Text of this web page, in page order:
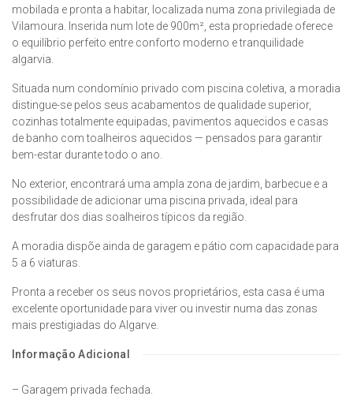
mobilada e pronta a habitar, localizada numa zona privilegiada de
Vilamoura. Inserida num lote de 900m², esta propriedade oferece
o equilíbrio perfeito entre conforto moderno e tranquilidade
algarvia.
Situada num condomínio privado com piscina coletiva, a moradia
distingue-se pelos seus acabamentos de qualidade superior,
cozinhas totalmente equipadas, pavimentos aquecidos e casas
de banho com toalheiros aquecidos — pensados para garantir
bem-estar durante todo o ano.
No exterior, encontrará uma ampla zona de jardim, barbecue e a
possibilidade de adicionar uma piscina privada, ideal para
desfrutar dos dias soalheiros típicos da região.
A moradia dispõe ainda de garagem e pátio com capacidade para
5 a 6 viaturas.
Pronta a receber os seus novos proprietários, esta casa é uma
excelente oportunidade para viver ou investir numa das zonas
mais prestigiadas do Algarve.
Informação Adicional
– Garagem privada fechada.